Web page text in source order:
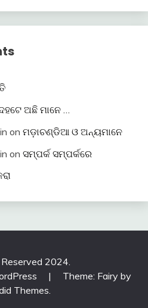
ଅଛି ମାନେ …
on ମଡ଼ାଚଣ୍ଡିଆ ଓ ଅନ୍ୟମାନେ
on ସମ୍ପର୍କ ସମ୍ପର୍କରେ
2024.
|
Theme: Fairy by
Themes.